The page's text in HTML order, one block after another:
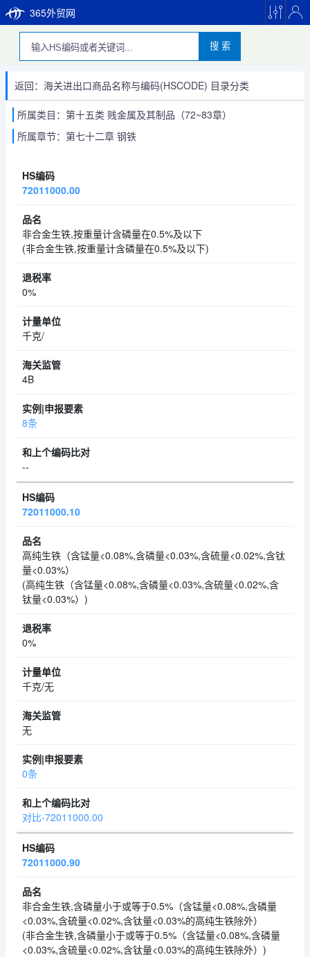
365外贸网
搜 索
返回：海关进出口商品名称与编码(HSCODE) 目录分类
所属类目：第十五类 贱金属及其制品（72~83章）
所属章节：第七十二章 钢铁
72011000.00
非合金生铁,按重量计含磷量在0.5%及以下
(非合金生铁,按重量计含磷量在0.5%及以下)
0%
千克/
4B
8条
--
72011000.10
高纯生铁（含锰量<0.08%,含磷量<0.03%,含硫量<0.02%,含钛
量<0.03%）
(高纯生铁（含锰量<0.08%,含磷量<0.03%,含硫量<0.02%,含
钛量<0.03%）)
0%
千克/无
无
0条
对比-72011000.00
72011000.90
非合金生铁,含磷量小于或等于0.5%（含锰量<0.08%,含磷量
<0.03%,含硫量<0.02%,含钛量<0.03%的高纯生铁除外）
(非合金生铁,含磷量小于或等于0.5%（含锰量<0.08%,含磷量
<0.03%,含硫量<0.02%,含钛量<0.03%的高纯生铁除外）)